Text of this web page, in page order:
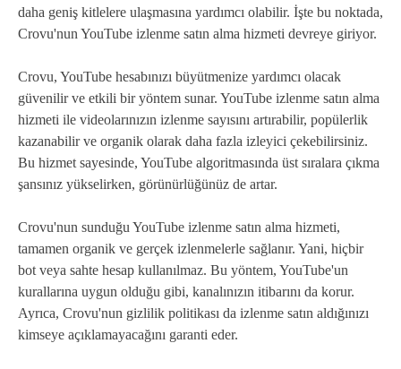
daha geniş kitlelere ulaşmasına yardımcı olabilir. İşte bu noktada,
Crovu'nun YouTube izlenme satın alma hizmeti devreye giriyor.
Crovu, YouTube hesabınızı büyütmenize yardımcı olacak
güvenilir ve etkili bir yöntem sunar. YouTube izlenme satın alma
hizmeti ile videolarınızın izlenme sayısını artırabilir, popülerlik
kazanabilir ve organik olarak daha fazla izleyici çekebilirsiniz.
Bu hizmet sayesinde, YouTube algoritmasında üst sıralara çıkma
şansınız yükselirken, görünürlüğünüz de artar.
Crovu'nun sunduğu YouTube izlenme satın alma hizmeti,
tamamen organik ve gerçek izlenmelerle sağlanır. Yani, hiçbir
bot veya sahte hesap kullanılmaz. Bu yöntem, YouTube'un
kurallarına uygun olduğu gibi, kanalınızın itibarını da korur.
Ayrıca, Crovu'nun gizlilik politikası da izlenme satın aldığınızı
kimseye açıklamayacağını garanti eder.